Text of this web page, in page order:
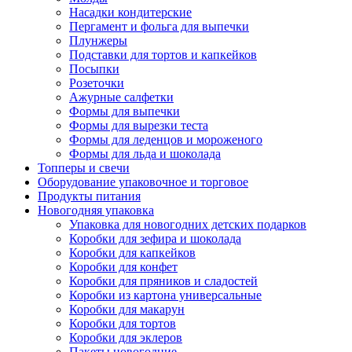
Насадки кондитерские
Пергамент и фольга для выпечки
Плунжеры
Подставки для тортов и капкейков
Посыпки
Розеточки
Ажурные салфетки
Формы для выпечки
Формы для вырезки теста
Формы для леденцов и мороженого
Формы для льда и шоколада
Топперы и свечи
Оборудование упаковочное и торговое
Продукты питания
Новогодняя упаковка
Упаковка для новогодних детских подарков
Коробки для зефира и шоколада
Коробки для капкейков
Коробки для конфет
Коробки для пряников и сладостей
Коробки из картона универсальные
Коробки для макарун
Коробки для тортов
Коробки для эклеров